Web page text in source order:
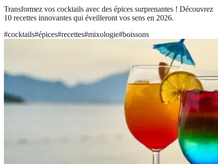
Transformez vos cocktails avec des épices surprenantes ! Découvrez
10 recettes innovantes qui éveilleront vos sens en 2026.
#cocktails#épices#recettes#mixologie#boissons